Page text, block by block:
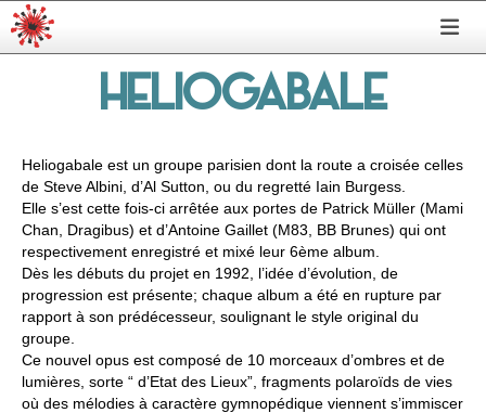
HELIOGABALE
Heliogabale est un groupe parisien dont la route a croisée celles
de Steve Albini, d’Al Sutton, ou du regretté Iain Burgess.
Elle s’est cette fois-ci arrêtée aux portes de Patrick Müller (Mami
Chan, Dragibus) et d’Antoine Gaillet (M83, BB Brunes) qui ont
respectivement enregistré et mixé leur 6ème album.
Dès les débuts du projet en 1992, l’idée d’évolution, de
progression est présente; chaque album a été en rupture par
rapport à son prédécesseur, soulignant le style original du
groupe.
Ce nouvel opus est composé de 10 morceaux d’ombres et de
lumières, sorte “ d’Etat des Lieux”, fragments polaroïds de vies
où des mélodies à caractère gymnopédique viennent s’immiscer